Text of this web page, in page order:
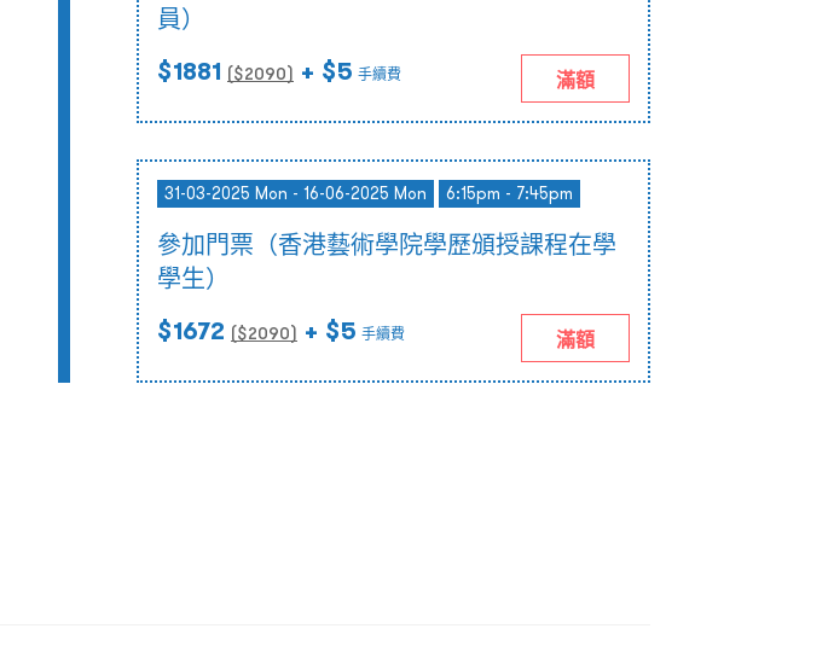
員）
$1881 ($2090) + $5 手續費 滿額
31-03-2025 Mon - 16-06-2025 Mon 6:15pm - 7:45pm
參加門票（香港藝術學院學歷頒授課程在學
學生）
$1672 ($2090) + $5 手續費 滿額